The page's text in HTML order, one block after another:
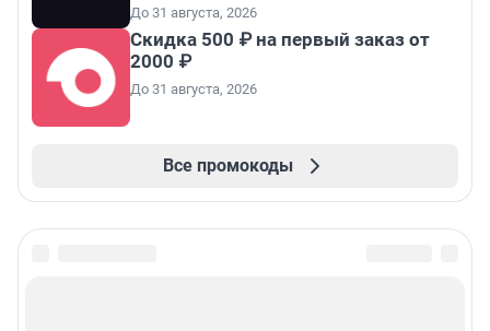
До 31 августа, 2026
Скидка 500 ₽ на первый заказ от
2000 ₽
До 31 августа, 2026
Все промокоды